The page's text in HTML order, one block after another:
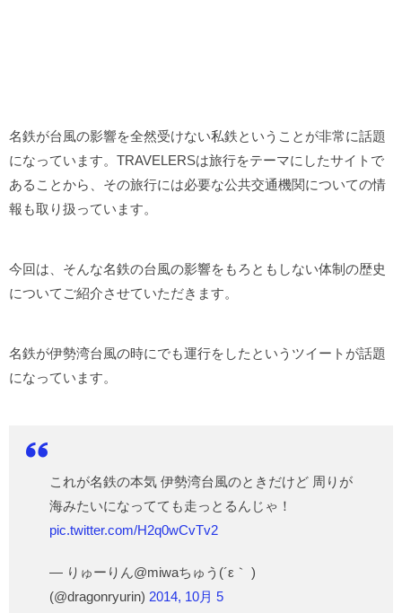
名鉄が台風の影響を全然受けない私鉄ということが非常に話題
になっています。TRAVELERSは旅行をテーマにしたサイトで
あることから、その旅行には必要な公共交通機関についての情
報も取り扱っています。
今回は、そんな名鉄の台風の影響をもろともしない体制の歴史
についてご紹介させていただきます。
名鉄が伊勢湾台風の時にでも運行をしたというツイートが話題
になっています。
これが名鉄の本気 伊勢湾台風のときだけど 周りが
海みたいになってても走っとるんじゃ！
pic.twitter.com/H2q0wCvTv2
— りゅーりん@miwaちゅう(´ε｀ )
(@dragonryurin) 2014, 10月 5